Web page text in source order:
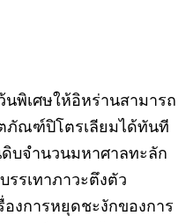
นพิเศษให้อิหร่านสามารถ
ภัณฑ์ปิโตรเลียมได้ทันที
บจำนวนมหาศาลทะลัก
รรเทาภาวะตึงตัว
องการหยุดชะงักของการ